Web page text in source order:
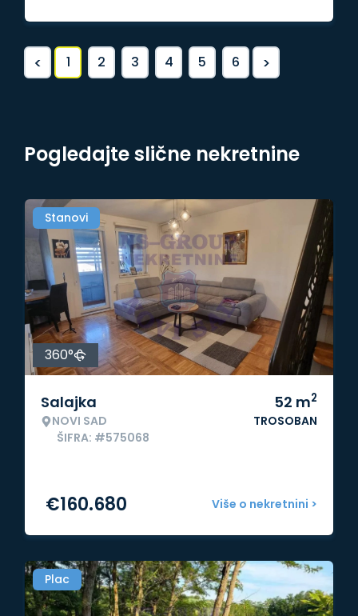
< 1 2 3 4 5 6 >
Pogledajte slične nekretnine
Stanovi
360°
Salajka
NOVI SAD
ŠIFRA: #575068
52 m2
TROSOBAN
Više o nekretnini >
€160.680
Plac